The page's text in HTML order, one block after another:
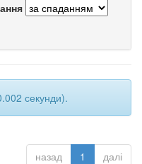
секунди).
назад 1 далі